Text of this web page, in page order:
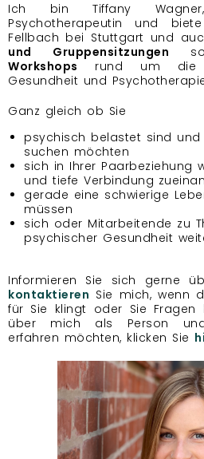
Ich bin Tiffany
Psychotherapeutin und
Fellbach bei Stuttgart und
und Gruppensitzungen
Workshops rund um die
Gesundheit und
Ganz gleich ob Sie
psychisch belastet sind und
suchen möchten
sich in Ihrer Paarbeziehung
und tiefe Verbindung
gerade eine schwierige
müssen
sich oder Mitarbeitende zu
psychischer Gesundheit
Informieren Sie sich gerne
kontaktieren Sie mich, wenn
für Sie klingt oder Sie Fragen
über mich als Person
erfahren möchten, klicken Sie